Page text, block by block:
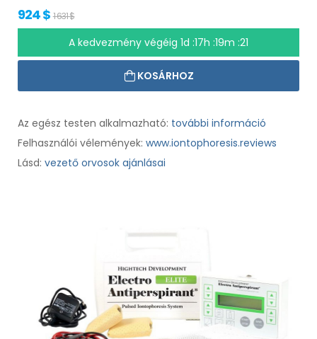
924 $1 631 $
A kedvezmény végéig 1d :17h :19m :20
KOSÁRHOZ
Az egész testen alkalmazható: további információ
Felhasználói vélemények: www.iontophoresis.reviews
Lásd: vezető orvosok ajánlásai